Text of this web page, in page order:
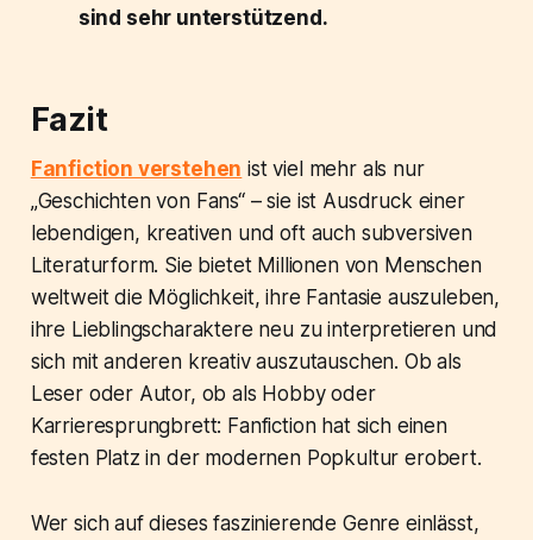
sind sehr unterstützend.
Fazit
Fanfiction verstehen ist viel mehr als nur
„Geschichten von Fans“ – sie ist Ausdruck einer
lebendigen, kreativen und oft auch subversiven
Literaturform. Sie bietet Millionen von Menschen
weltweit die Möglichkeit, ihre Fantasie auszuleben,
ihre Lieblingscharaktere neu zu interpretieren und
sich mit anderen kreativ auszutauschen. Ob als
Leser oder Autor, ob als Hobby oder
Karrieresprungbrett: Fanfiction hat sich einen
festen Platz in der modernen Popkultur erobert.
Wer sich auf dieses faszinierende Genre einlässt,